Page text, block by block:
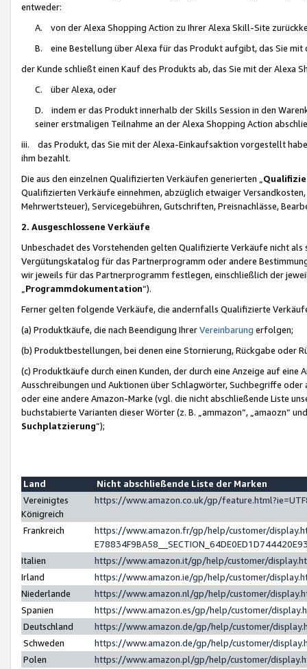
entweder:
A. von der Alexa Shopping Action zu Ihrer Alexa Skill-Site
B. eine Bestellung über Alexa für das Produkt aufgibt, das Sie mit
der Kunde schließt einen Kauf des Produkts ab, das Sie mit der Alexa
C. über Alexa, oder
D. indem er das Produkt innerhalb der Skills Session in den
seiner erstmaligen Teilnahme an der Alexa Shopping Action
iii. das Produkt, das Sie mit der Alexa-Einkaufsaktion vorgestellt
ihm bezahlt.
Die aus den einzelnen Qualifizierten Verkäufen generierten „
Qualifizierten Verkäufe einnehmen, abzüglich etwaiger
Mehrwertsteuer), Servicegebühren, Gutschriften, Preisnachlässe,
2. Ausgeschlossene Verkäufe
Unbeschadet des Vorstehenden gelten Qualifizierte Verkäufe nicht
Vergütungskatalog für das Partnerprogramm oder andere
wir jeweils für das Partnerprogramm festlegen, einschließlich der
Programmdokumentation“).
Ferner gelten folgende Verkäufe, die andernfalls Qualifizierte
(a) Produktkäufe, die nach Beendigung IhrerVereinbarung erfolgen;
(b) Produktbestellungen, bei denen eine Stornierung, Rückgabe oder
(c) Produktkäufe durch einen Kunden, der durch eine Anzeige auf
Ausschreibungen und Auktionen über Schlagwörter, Suchbegriffe
oder eine andere Amazon-Marke (vgl. die nicht abschließende Liste
buchstabierte Varianten dieser Wörter (z. B. „ammazon“, „amaozn“
Suchplatzierung”);
Land
Nicht abschließende Liste der Marken
Vereinigtes
Königreich
https://www.amazon.co.uk/gp/
Frankreich
https://www.amazon.fr/gp/help/customer/
Italien
https://www.amazon.it/gp/help/customer/
Irland
https://www.amazon.ie/gp/help/customer/
Niederlande
https://www.amazon.nl/gp/help/customer/
Spanien
https://www.amazon.es/gp/help/customer/
Deutschland
https://www.amazon.de/gp/help/customer/
Schweden
https://www.amazon.de/gp/help/customer/
Polen
https://www.amazon.pl/gp/help/customer/